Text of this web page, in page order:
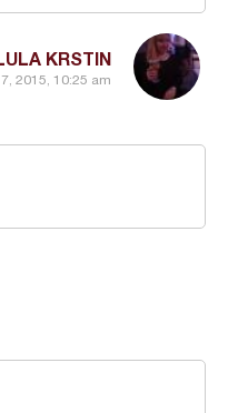
KRSTIN
2015, 10:25 am